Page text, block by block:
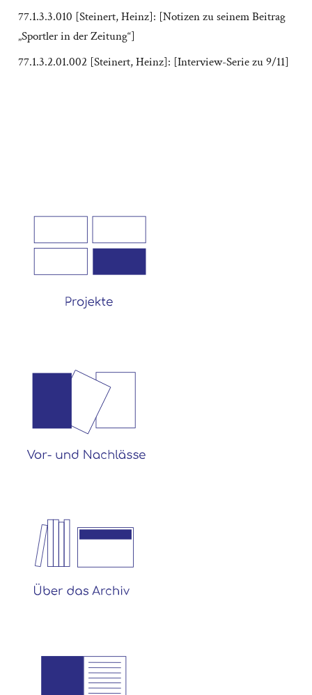
77.1.3.3.010 [Steinert, Heinz]: [Notizen zu seinem Beitrag
„Sportler in der Zeitung“]
77.1.3.2.01.002 [Steinert, Heinz]: [Interview-Serie zu 9/11]